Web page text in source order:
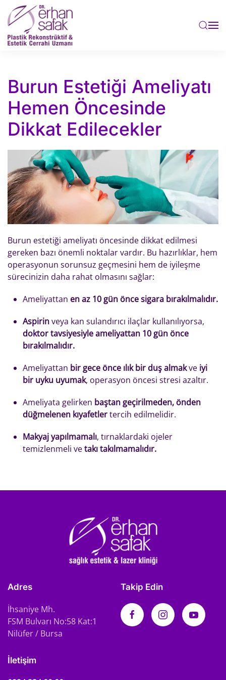
Skip to main content
Burun Estetiği Ameliyatı
Hemen Öncesinde
Dikkat Edilecekler
Burun estetiği ameliyatı öncesinde dikkat edilmesi
gereken bazı önemli noktalar vardır. Bu hazırlıklar, hem
operasyonun sorunsuz geçmesini hem de iyileşme
sürecinizin daha rahat olmasını sağlar:
Ameliyattan en az 10 gün önce sigara bırakılmalıdır.
Aspirinveya kan sulandırıcı ilaçlar kullanılıyorsa,
doktor tavsiyesiyle ameliyattan 10 gün önce
bırakılmalıdır.
Ameliyattan bir gece önce ılık bir duş almakve iyi
bir uyku uyumak, operasyon öncesi stresi azaltır.
Ameliyata gelirken baştan geçirilmeden, önden
düğmelenen kıyafetlertercih edilmelidir.
Makyaj yapılmamalı, tırnaklardaki ojeler
temizlenmeli vetakı takılmamalıdır.
Adres
İhsaniye Mh.
FSM Bulvarı No:58 Kat:1
Nilüfer / Bursa
Takip Edin
İletişim